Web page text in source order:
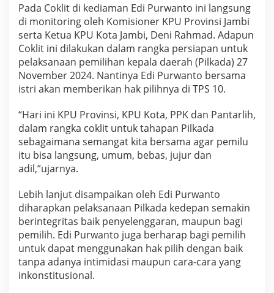
Pada Coklit di kediaman Edi Purwanto ini langsung
di monitoring oleh Komisioner KPU Provinsi Jambi
serta Ketua KPU Kota Jambi, Deni Rahmad. Adapun
Coklit ini dilakukan dalam rangka persiapan untuk
pelaksanaan pemilihan kepala daerah (Pilkada) 27
November 2024. Nantinya Edi Purwanto bersama
istri akan memberikan hak pilihnya di TPS 10.
“Hari ini KPU Provinsi, KPU Kota, PPK dan Pantarlih,
dalam rangka coklit untuk tahapan Pilkada
sebagaimana semangat kita bersama agar pemilu
itu bisa langsung, umum, bebas, jujur dan
adil,”ujarnya.
Lebih lanjut disampaikan oleh Edi Purwanto
diharapkan pelaksanaan Pilkada kedepan semakin
berintegritas baik penyelenggaran, maupun bagi
pemilih. Edi Purwanto juga berharap bagi pemilih
untuk dapat menggunakan hak pilih dengan baik
tanpa adanya intimidasi maupun cara-cara yang
inkonstitusional.